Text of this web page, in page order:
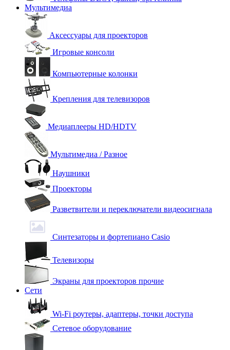
Мультимедиа
Аксессуары для проекторов
Игровые консоли
Компьютерные колонки
Крепления для телевизоров
Медиаплееры HD/HDTV
Мультимедиа / Разное
Наушники
Проекторы
Разветвители и переключатели видеосигнала
Синтезаторы и фортепиано Casio
Телевизоры
Экраны для проекторов прочие
Сети
Wi-Fi роутеры, адаптеры, точки доступа
Сетевое оборудование